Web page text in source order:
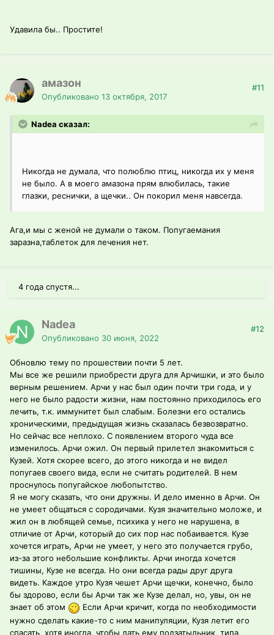
Удавила бы.. Простите!
амазон
Опубликовано 13 октября, 2017
#11
Nadea сказал:
Никогда не думала, что полюблю птиц, никогда их у меня
не было. А в моего амазона прям влюбилась, такие
глазки, реснички, а щечки.. Он покорил меня навсегда.
Ага,и мы с женой не думали о таком. Попугаемания
заразна,таблеток для лечения нет.
4 года спустя...
Nadea
Опубликовано 30 июня, 2022
#12
Обновлю тему по прошествии почти 5 лет.
Мы все же решили приобрести друга для Арчишки, и это было
верным решением. Арчи у нас был один почти три года, и у
него не было радости жизни, нам постоянно приходилось его
лечить, т.к. иммунитет был слабым. Болезни его остались
хроническими, предыдущая жизнь сказалась безвозвратно.
Но сейчас все неплохо. С появлением второго чуда все
изменилось. Арчи ожил. Он первый прилетел знакомиться с
Кузей. Хотя скорее всего, до этого никогда и не видел
попугаев своего вида, если не считать родителей. В нем
проснулось попугайское любопытство.
Я не могу сказать, что они дружны. И дело именно в Арчи. Он
не умеет общаться с сородичами. Кузя значительно моложе, и
жил он в любящей семье, психика у него не нарушена, в
отличие от Арчи, который до сих пор нас побаивается. Кузе
хочется играть, Арчи не умеет, у него это получается грубо,
из-за этого небольшие конфликты. Арчи иногда хочется
тишины, Кузе не всегда. Но они всегда рады друг друга
видеть. Каждое утро Кузя чешет Арчи щечки, конечно, было
бы здорово, если бы Арчи так же Кузе делал, но, увы, он не
знает об этом
Если Арчи кричит, когда по необходимости
нужно сделать какие-то с ним манипуляции, Кузя летит его
спасать, хотя иногда, чтобы дать ему подзатыльник, типа,